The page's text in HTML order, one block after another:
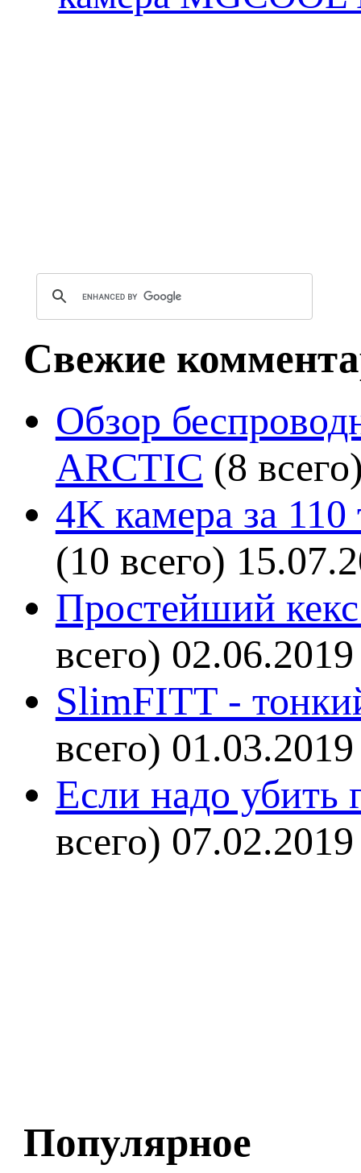
Свежие
Обзор
ARCTIC (8
4K камера за
(10 всего)
Простейший кекс
всего) 02.06.2019
SlimFITT -
всего) 01.03.2019
Если надо убить
всего) 07.02.2019
Популярное